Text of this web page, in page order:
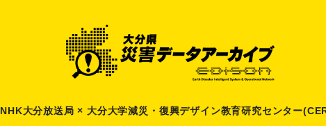
NHK大分放送局 × 大分大学減災 ・ 復興デザイン教育研究センター